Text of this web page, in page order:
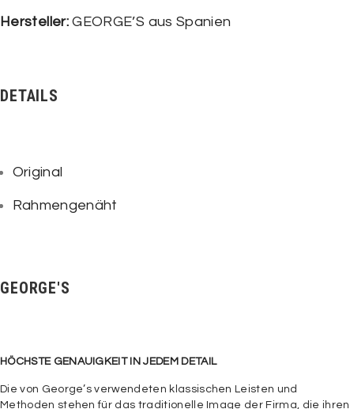
Hersteller:GEORGE’S aus Spanien
DETAILS
Original
Rahmengenäht
GEORGE'S
HÖCHSTE GENAUIGKEIT IN JEDEM DETAIL
Die von George’s verwendeten klassischen Leisten und
Methoden stehen für das traditionelle Image der Firma, die ihren